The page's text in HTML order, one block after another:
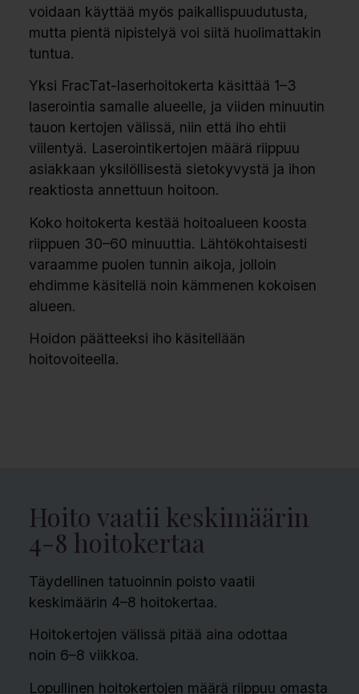
voidaan käyttää myös paikallispuudutusta,
mutta pientä nipistelyä voi siitä huolimattakin
tuntua.
Yksi FracTat-laserhoitokerta käsittää 1–3
laserointia samalle alueelle, ja viiden minuutin
tauon kertojen välissä, niin että iho ehtii
viilentyä. Laserointikertojen määrä riippuu
asiakkaan yksilöllisestä sietokyvystä ja ihon
reaktiosta annettuun hoitoon.
Koko hoitokerta kestää hoitoalueen koosta
riippuen 30–60 minuuttia. Lähtökohtaisesti
varaamme puolen tunnin aikoja, jolloin
ehdimme käsitellä noin kämmenen kokoisen
alueen.
Hoidon päätteeksi iho käsitellään
hoitovoiteella.
Hoito vaatii keskimäärin
4-8 hoitokertaa
Täydellinen tatuoinnin poisto vaatii
keskimäärin 4–8 hoitokertaa.
Hoitokertojen välissä pitää aina odottaa
noin 6–8 viikkoa.
Lopullinen hoitokertojen määrä riippuu omasta